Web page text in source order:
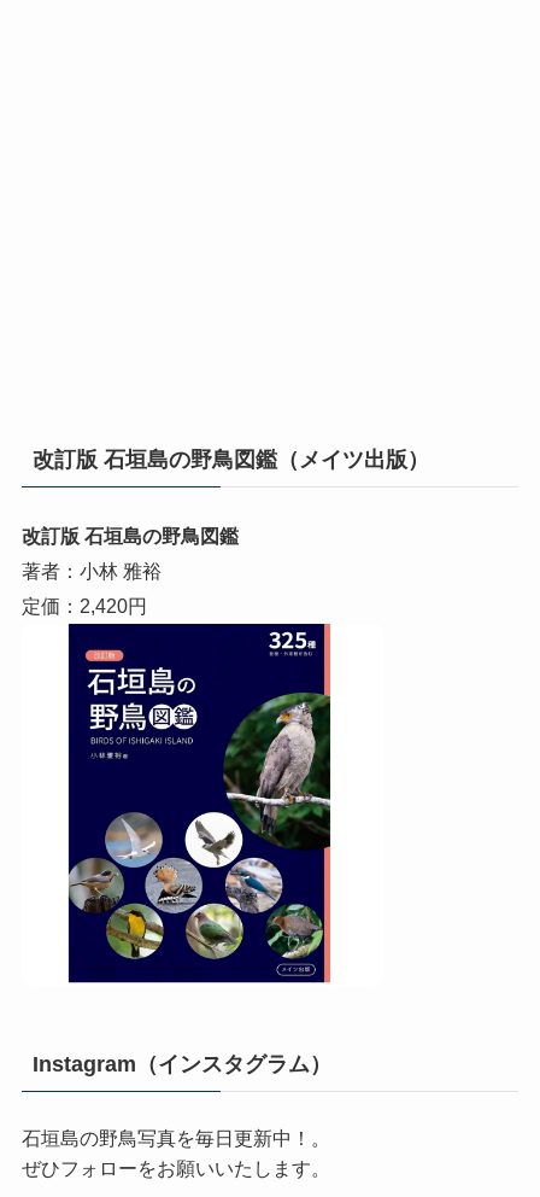
改訂版 石垣島の野鳥図鑑（メイツ出版）
改訂版 石垣島の野鳥図鑑
著者：小林 雅裕
定価：2,420円
Instagram（インスタグラム）
石垣島の野鳥写真を毎日更新中！。
ぜひフォローをお願いいたします。